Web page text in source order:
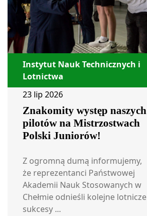
Instytut Nauk Technicznych i
Lotnictwa
23 lip 2026
Znakomity występ naszych
pilotów na Mistrzostwach
Polski Juniorów!
Z ogromną dumą informujemy,
że reprezentanci Państwowej
Akademii Nauk Stosowanych w
Chełmie odnieśli kolejne lotnicze
sukcesy ...